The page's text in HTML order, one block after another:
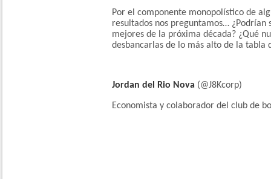
Por el componente monopolístico de
resultados nos preguntamos… ¿Podrían
mejores de la próxima década? ¿Qué
desbancarlas de lo más alto de la tabla
Jordan del Rio Nova (@J8Kcorp)
Economista y colaborador del club de